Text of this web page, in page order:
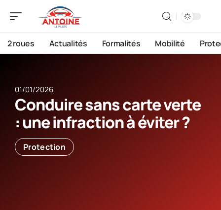
2 roues Actualités Formalités Mobilité
01/01/2026
Conduire sans carte verte
: une infraction à éviter ?
Protection